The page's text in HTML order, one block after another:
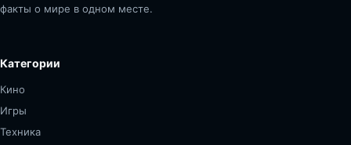
факты о мире в одном месте.
Категории
Кино
Игры
Техника